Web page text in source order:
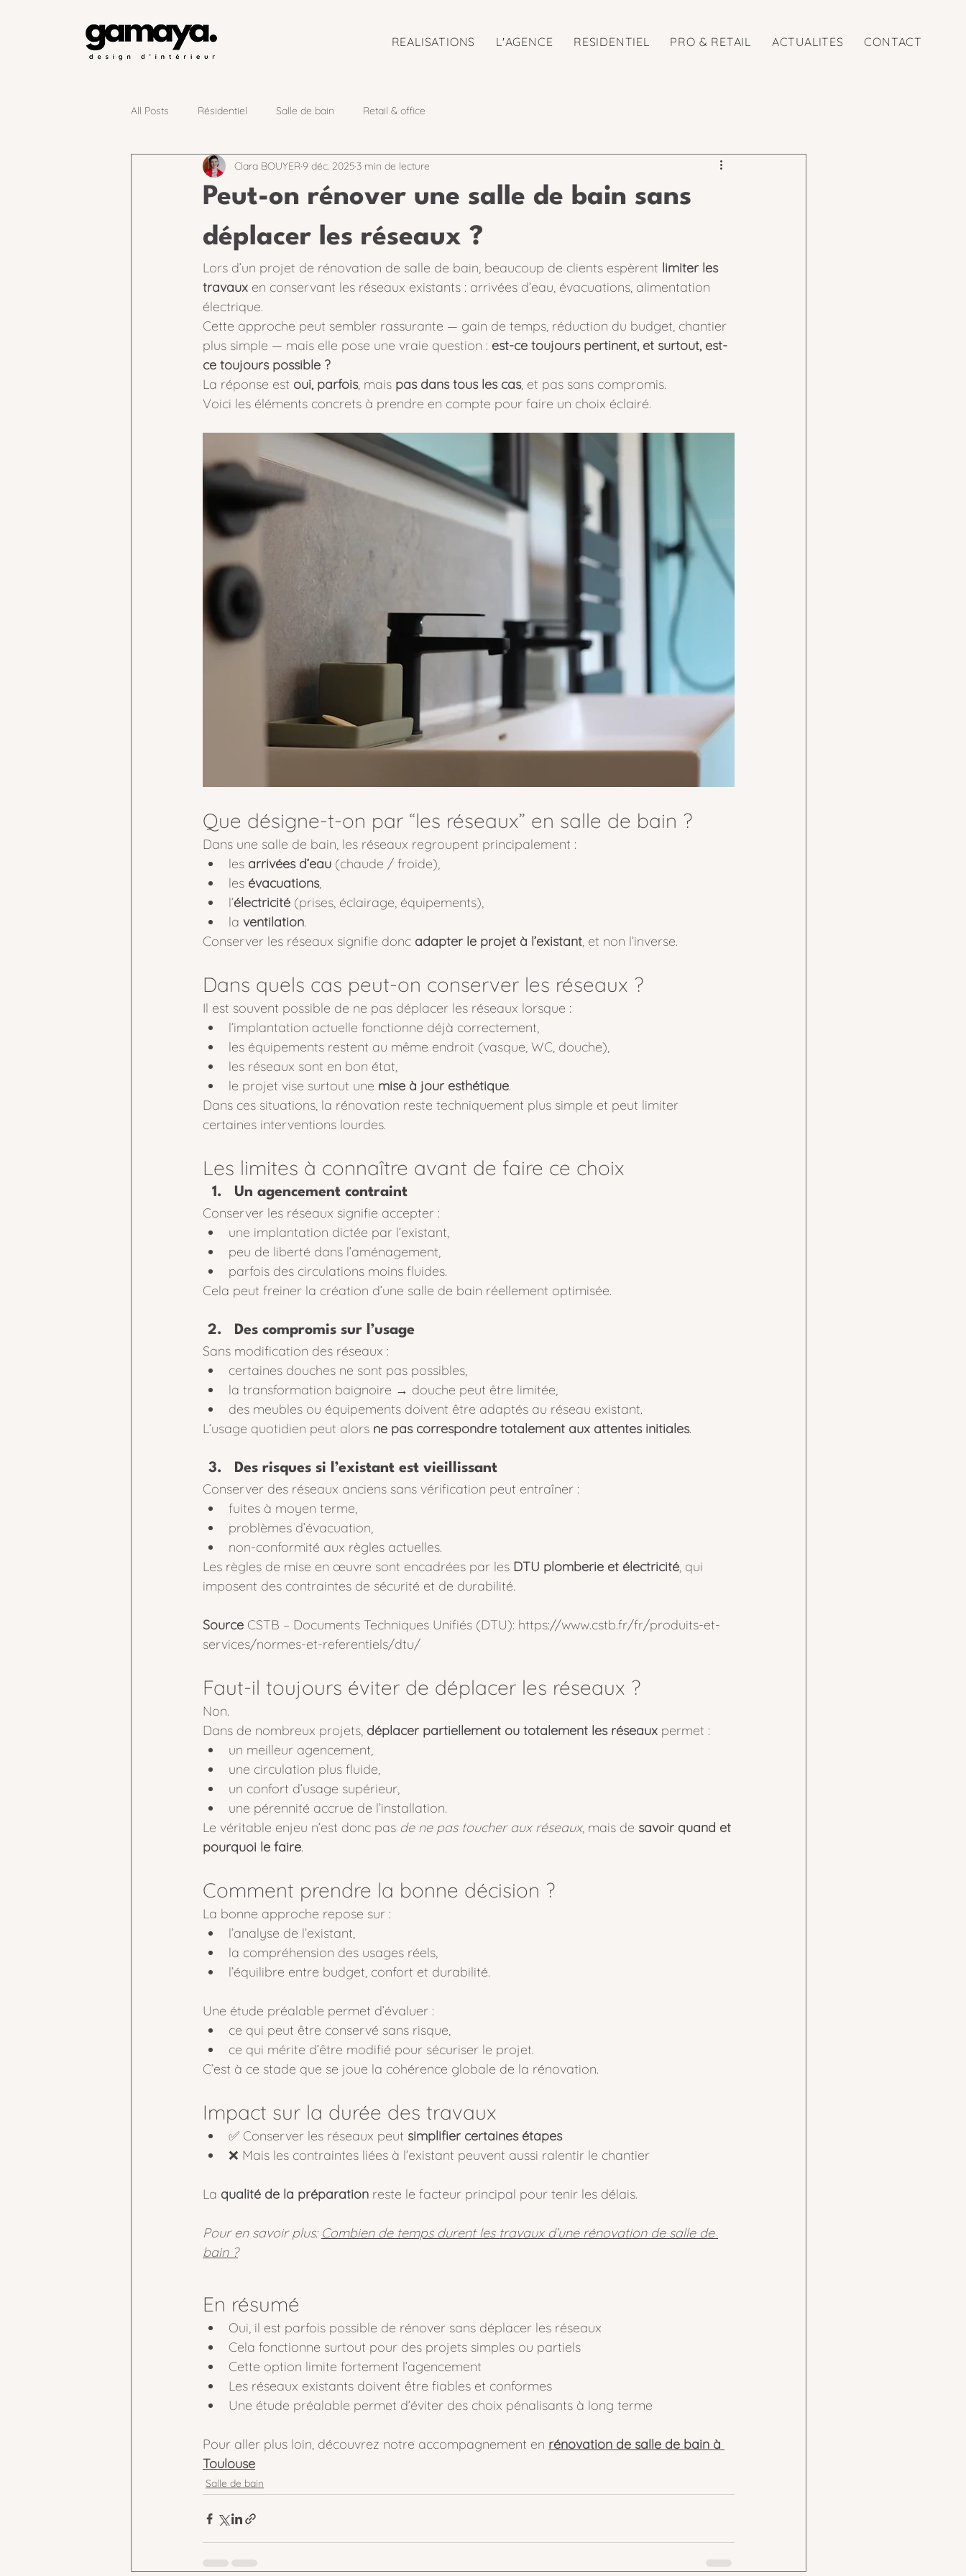
REALISATIONS L'AGENCE RESIDENTIEL PRO & RETAIL ACTUALITES CONTACT
All Posts Résidentiel Salle de bain Retail & office
Peut-on rénover une salle de bain sans
déplacer les réseaux ?
Clara BOUYER 9 déc. 2025 3 min de lecture
Lors d’un projet de rénovation de salle de bain, beaucoup de clients espèrent limiter les
travaux en conservant les réseaux existants : arrivées d’eau, évacuations, alimentation
électrique.
Cette approche peut sembler rassurante — gain de temps, réduction du budget, chantier
plus simple — mais elle pose une vraie question : est-ce toujours pertinent, et surtout, est-
ce toujours possible ?
La réponse est oui, parfois, mais pas dans tous les cas, et pas sans compromis.
Voici les éléments concrets à prendre en compte pour faire un choix éclairé.
Que désigne-t-on par “les réseaux” en salle de bain ?
Dans une salle de bain, les réseaux regroupent principalement :
les arrivées d’eau (chaude / froide),
les évacuations,
l’électricité (prises, éclairage, équipements),
la ventilation.
Conserver les réseaux signifie donc adapter le projet à l’existant, et non l’inverse.
Dans quels cas peut-on conserver les réseaux ?
Il est souvent possible de ne pas déplacer les réseaux lorsque :
l’implantation actuelle fonctionne déjà correctement,
les équipements restent au même endroit (vasque, WC, douche),
les réseaux sont en bon état,
le projet vise surtout une mise à jour esthétique.
Dans ces situations, la rénovation reste techniquement plus simple et peut limiter
certaines interventions lourdes.
Les limites à connaître avant de faire ce choix
Un agencement contraint
Conserver les réseaux signifie accepter :
une implantation dictée par l’existant,
peu de liberté dans l’aménagement,
parfois des circulations moins fluides.
Cela peut freiner la création d’une salle de bain réellement optimisée.
Des compromis sur l’usage
Sans modification des réseaux :
certaines douches ne sont pas possibles,
la transformation baignoire → douche peut être limitée,
des meubles ou équipements doivent être adaptés au réseau existant.
L’usage quotidien peut alors ne pas correspondre totalement aux attentes initiales.
Des risques si l’existant est vieillissant
Conserver des réseaux anciens sans vérification peut entraîner :
fuites à moyen terme,
problèmes d’évacuation,
non-conformité aux règles actuelles.
Les règles de mise en œuvre sont encadrées par les DTU plomberie et électricité, qui
imposent des contraintes de sécurité et de durabilité.
Source CSTB – Documents Techniques Unifiés (DTU): https://www.cstb.fr/fr/produits-et-
services/normes-et-referentiels/dtu/
Faut-il toujours éviter de déplacer les réseaux ?
Non.
Dans de nombreux projets, déplacer partiellement ou totalement les réseaux permet :
un meilleur agencement,
une circulation plus fluide,
un confort d’usage supérieur,
une pérennité accrue de l’installation.
Le véritable enjeu n’est donc pas de ne pas toucher aux réseaux, mais de savoir quand et
pourquoi le faire.
Comment prendre la bonne décision ?
La bonne approche repose sur :
l’analyse de l’existant,
la compréhension des usages réels,
l’équilibre entre budget, confort et durabilité.
Une étude préalable permet d’évaluer :
ce qui peut être conservé sans risque,
ce qui mérite d’être modifié pour sécuriser le projet.
C’est à ce stade que se joue la cohérence globale de la rénovation.
Impact sur la durée des travaux
✅ Conserver les réseaux peut simplifier certaines étapes
❌ Mais les contraintes liées à l’existant peuvent aussi ralentir le chantier
La qualité de la préparation reste le facteur principal pour tenir les délais.
Pour en savoir plus: Combien de temps durent les travaux d’une rénovation de salle de
bain ?
En résumé
Oui, il est parfois possible de rénover sans déplacer les réseaux
Cela fonctionne surtout pour des projets simples ou partiels
Cette option limite fortement l’agencement
Les réseaux existants doivent être fiables et conformes
Une étude préalable permet d’éviter des choix pénalisants à long terme
Pour aller plus loin, découvrez notre accompagnement en rénovation de salle de bain à
Toulouse
Salle de bain